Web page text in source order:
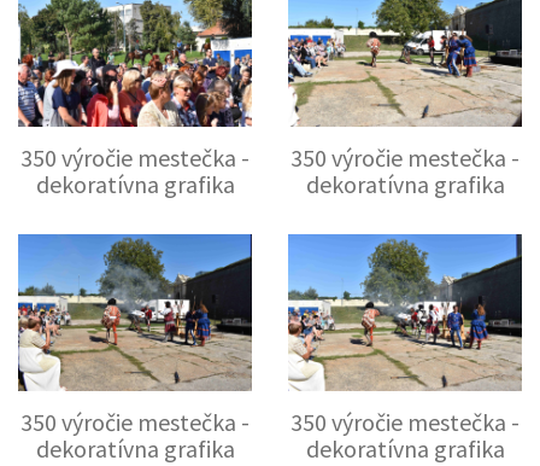
350 výročie mestečka -
dekoratívna grafika
350 výročie mestečka -
dekoratívna grafika
350 výročie mestečka -
dekoratívna grafika
350 výročie mestečka -
dekoratívna grafika